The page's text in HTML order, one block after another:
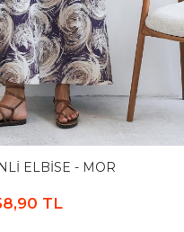
ELBISE - MOR
TL